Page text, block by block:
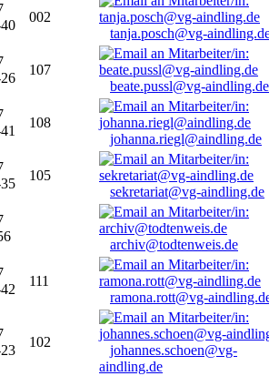
002
tanja.posch@vg-
107
beate.pussl@vg-aindling.de
108
johanna.riegl@aindling.de
105
sekretariat@vg-aindling.de
archiv@todtenweis.de
111
ramona.rott@vg-
102
johannes.schoen@vg-
aindling.de